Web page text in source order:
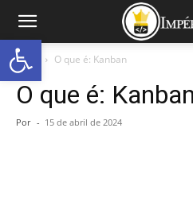
Início O que é: Kanban
O que é: Kanban
Por - 15 de abril de 2024
Abrir a barra de ferramentas